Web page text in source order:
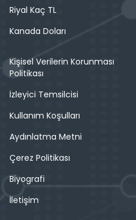
Riyal Kaç TL
Kanada Doları
Kişisel Verilerin Korunması
Politikası
İzleyici Temsilcisi
Kullanım Koşulları
Aydınlatma Metni
Çerez Politikası
Biyografi
İletişim